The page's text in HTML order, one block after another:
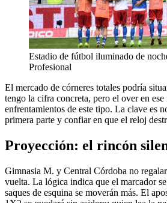
Estadio de fútbol iluminado de
Profesional
El mercado de córneres totales podría
tengo la cifra concreta, pero el over en
enfrentamientos de este tipo. La clave es
primera parte y confiar en que el reloj
Proyección: el rincón
Gimnasia M. y Central Córdoba no
vuelta. La lógica indica que el marcador
saques de esquina se moverán más. El